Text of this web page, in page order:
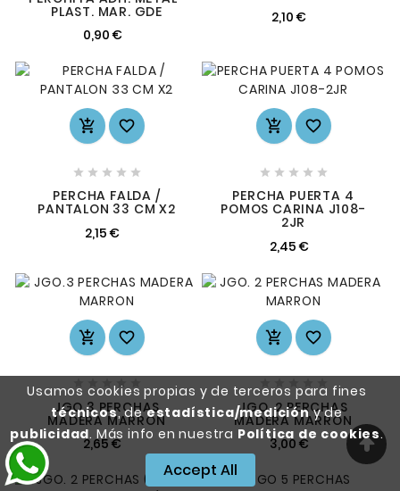
Usamos cookies propias y de terceros para fines
técnicos, deestadística/medicióny de
publicidad. Más info en nuestra Política de cookies.
Accept All
PLAST. MAR. GDE
0,90 €
2,10 €
 
    
PERCHA FALDA /
PANTALON 33 CM X2
2,15 €
 
    
PERCHA PUERTA 4
POMOS CARINA J108-
2JR
2,45 €
 

JGO.3 PERCHAS
MADERA MARRON
2,65 €
 
JGO. 2 PERCHAS
MADERA MARRON
3,00 €